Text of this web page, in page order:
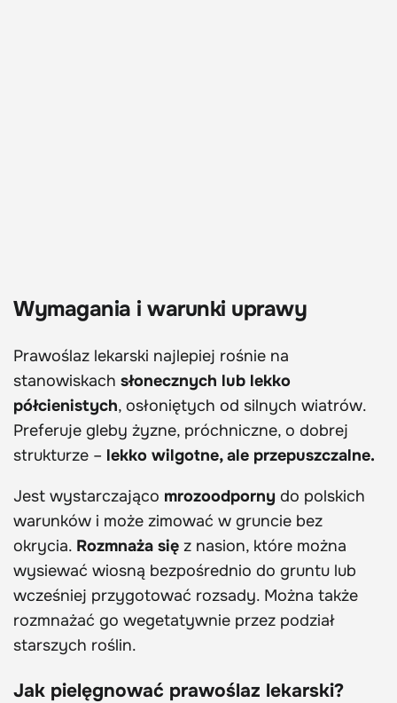
Wymagania i warunki uprawy
Prawoślaz lekarski najlepiej rośnie na
stanowiskach słonecznych lub lekko
półcienistych, osłoniętych od silnych wiatrów.
Preferuje gleby żyzne, próchniczne, o dobrej
strukturze – lekko wilgotne, ale przepuszczalne.
Jest wystarczająco mrozoodporny do polskich
warunków i może zimować w gruncie bez
okrycia. Rozmnaża się z nasion, które można
wysiewać wiosną bezpośrednio do gruntu lub
wcześniej przygotować rozsady. Można także
rozmnażać go wegetatywnie przez podział
starszych roślin.
Jak pielęgnować prawoślaz lekarski?